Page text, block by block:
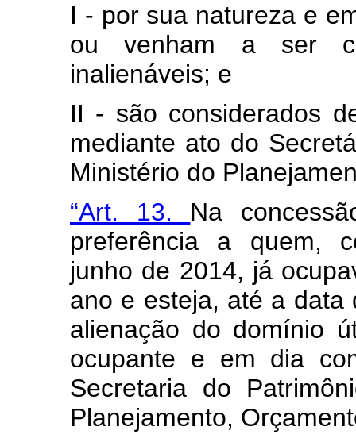
I - por sua natureza e
ou venham a ser
inalienáveis; e
II - são considerados
mediante ato do
Ministério do
“Art. 13. Na
preferência a quem,
junho de 2014, já
ano e esteja, até a data
alienação do domínio
ocupante e em dia
Secretaria do
Planejamento,